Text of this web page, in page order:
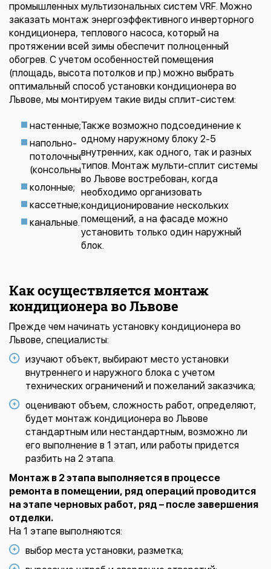
промышленных мультизональных систем VRF. Можно
заказать монтаж энергоэффективного инверторного
кондиционера, теплового насоса, который на
протяжении всей зимы обеспечит полноценный
обогрев. С учетом особенностей помещения
(площадь, высота потолков и пр.) можно выбрать
оптимальный способ установки кондиционера во
Львове, мы монтируем такие виды сплит-систем:
настенные;
напольно-
потолочные
(консольные;
колонные;
кассетные;
канальные.
Также возможно подсоединение к
одному наружному блоку 2-5
внутренних, как одного, так и разных
типов. Монтаж мульти-сплит системы
во Львове востребован, когда
необходимо организовать
кондиционирование нескольких
помещений, а на фасаде можно
установить только один наружный
блок.
Как осуществляется монтаж
кондиционера во Львове
Прежде чем начинать установку кондиционера во
Львове, специалисты:
изучают объект, выбирают место установки
внутреннего и наружного блока с учетом
технических ограничений и пожеланий заказчика;
оценивают объем, сложность работ, определяют,
будет монтаж кондиционера во Львове
стандартным или нестандартным, возможно ли
его выполнение в 1 этап, или работы придется
разбить на 2 этапа.
Монтаж в 2 этапа выполняется в процессе
ремонта в помещении, ряд операций проводится
на этапе черновых работ, ряд – после завершения
отделки.
На 1 этапе выполняются:
выбор места установки, разметка;